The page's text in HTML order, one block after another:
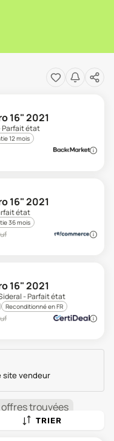
16" 2021
Parfait état
12 mois
16" 2021
état
36 mois
16" 2021
- Parfait état
Reconditionné en FR
site vendeur
offrestrouvées
TRIER